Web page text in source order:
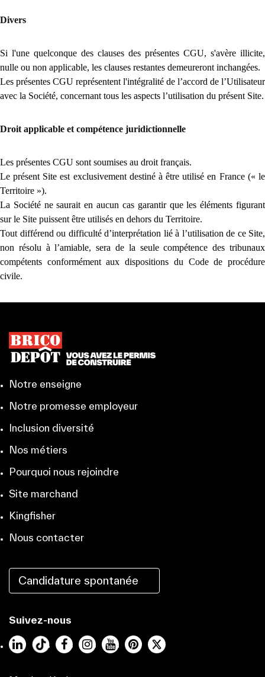
Divers
Si l'une quelconque des clauses des présentes CGU, s'avère illicite,
nulle ou non applicable, les clauses restantes demeureront inchangées.
Les présentes CGU représentent l'intégralité de l’accord de l’Utilisateur
avec la Société, concernant tous les aspects l’utilisation du présent Site.
Droit applicable et compétence juridictionnelle
Les présentes CGU sont soumises au droit français.
Le présent Site est exclusivement destiné à être utilisé en France (« le
Territoire »).
La Société ne saurait en aucun cas garantir que les éléments figurant
sur le Site puissent être utilisés en dehors du Territoire.
Tout différend ou difficulté d’interprétation lié à l’utilisation de ce Site,
non résolu à l’amiable, sera de la seule compétence des tribunaux
compétents conformément aux dispositions du Code de procédure
civile.
Notre enseigne
Notre promesse employeur
Inclusion diversité
Nos métiers
Pourquoi nous rejoindre
Site marchand
Kingfisher
Nous contacter
Candidature spontanée
Suivez-nous
LinkedIn FacebookInstagramYouTubePinterest